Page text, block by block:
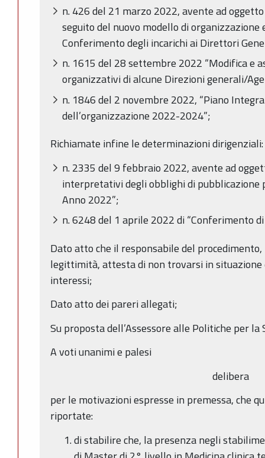
n. 426 del 21 marzo 2022, avente ad
seguito del nuovo modello di organizzazione
Conferimento degli incarichi ai Direttori
n. 1615 del 28 settembre 2022 “Modifica e
organizzativi di alcune Direzioni generali/
n. 1846 del 2 novembre 2022, “Piano
dell’organizzazione 2022-2024”;
Richiamate infine le determinazioni dirigenziali:
n. 2335 del 9 febbraio 2022, avente ad
interpretativi degli obblighi di pubblicazione
Anno 2022”;
n. 6248 del 1 aprile 2022 di “Conferimento
Dato atto che il responsabile del
legittimità, attesta di non trovarsi in
interessi;
Dato atto dei pareri allegati;
Su proposta dell’Assessore alle Politiche per la
A voti unanimi e palesi
delibera
per le motivazioni espresse in premessa, che
riportate:
di stabilire che, la presenza negli